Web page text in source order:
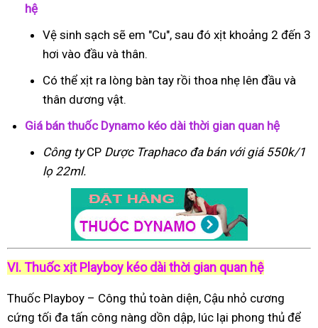
hệ
Vệ sinh sạch sẽ em "Cu", sau đó xịt khoảng 2 đến 3
hơi vào đầu và thân.
Có thể xịt ra lòng bàn tay rồi thoa nhẹ lên đầu và
thân dương vật.
Giá bán thuốc Dynamo kéo dài thời gian quan hệ
Công tyCP Dược Traphacođa bán với giá 550k/1
lọ 22ml.
VI. Thuốc xịt Playboy kéo dài thời gian quan hệ
Thuốc Playboy – Công thủ toàn diện, Cậu nhỏ cương
cứng tối đa tấn công nàng dồn dập, lúc lại phong thủ để